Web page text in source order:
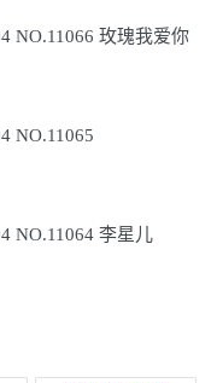
NO.11066 玫瑰我爱你
NO.11065
NO.11064 李星儿